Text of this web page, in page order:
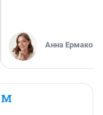
Анна Ермакова